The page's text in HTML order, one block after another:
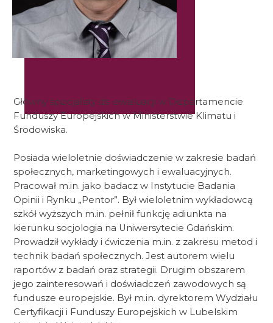
Główny specjalisty ds. ewaluacji w Departamencie
Funduszy Europejskich w Ministerstwie Klimatu i
Środowiska.
Posiada wieloletnie doświadczenie w zakresie badań
społecznych, marketingowych i ewaluacyjnych.
Pracował m.in. jako badacz w Instytucie Badania
Opinii i Rynku „Pentor”. Był wieloletnim wykładowcą
szkół wyższych m.in. pełnił funkcję adiunkta na
kierunku socjologia na Uniwersytecie Gdańskim.
Prowadził wykłady i ćwiczenia m.in. z zakresu metod i
technik badań społecznych. Jest autorem wielu
raportów z badań oraz strategii. Drugim obszarem
jego zainteresowań i doświadczeń zawodowych są
fundusze europejskie. Był m.in. dyrektorem Wydziału
Certyfikacji i Funduszy Europejskich w Lubelskim